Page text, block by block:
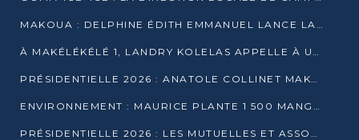
MAKOUA : DELPHINE ÉDITH EMMANUEL LANCE LA CAMPAGNE POUR DENIS SASSOU-N’GUESSO
À MAKÉLÉKÉLÉ 1, LANDRY KOLELAS APPELLE À UNE MOBILISATION MASSIVE EN FAVEUR DE DENIS SASSOU-N’GUESSO
PRÉSIDENTIELLE 2026 : ANATOLE COLLINET MAKOSSO DÉFEND LE PROJET DE SOCIÉTÉ DE DENIS SASSOU NGUESSO
ENVIRONNEMENT : MAURICE PLANTE 1 500 MANGROVES POUR HONORER WANGARI MAATHAI
PRÉSIDENTIELLE 2026 : LES MUTUELLES ET ASSOCIATIONS S’IMPLIQUENT DANS LA CAMPAGNE ÉLECTORALE À TIÉ-TIÉ 2 (POINTE-NOIRE)